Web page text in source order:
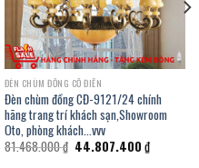
ĐÈN CHÙM ĐỒNG CỔ ĐIỂN
Đèn chùm đồng CĐ-9121/24 chính
hãng trang trí khách sạn,Showroom
Oto, phòng khách…vvv
81.468.000₫ Giá
gốc
44.807.400 ₫Giá
hiện